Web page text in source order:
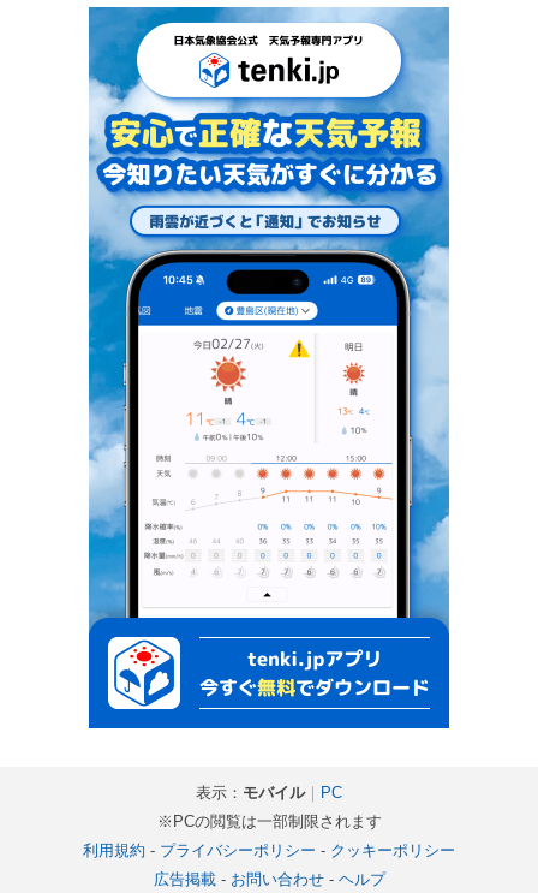
表示： モバイル｜ PC
※PCの閲覧は一部制限されます
利用規約 - プライバシーポリシー - クッキーポリシー
広告掲載- お問い合わせ- ヘルプ